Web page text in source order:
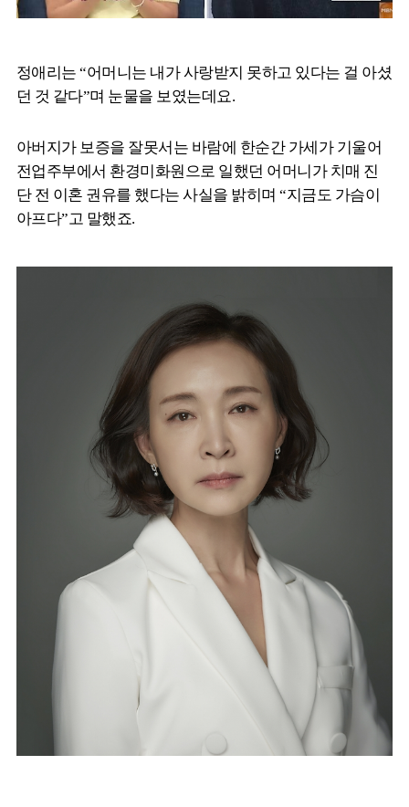
정애리는 “어머니는 내가 사랑받지 못하고 있다는 걸 아셨
던 것 같다”며 눈물을 보였는데요.
아버지가 보증을 잘못서는 바람에 한순간 가세가 기울어
전업주부에서 환경미화원으로 일했던 어머니가 치매 진
단 전 이혼 권유를 했다는 사실을 밝히며 “지금도 가슴이
아프다”고 말했죠.